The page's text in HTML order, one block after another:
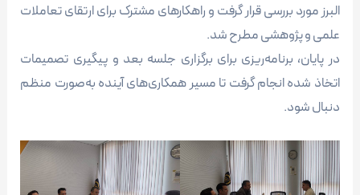
البرز مورد بررسی قرار گرفت و راهکارهای مشترک برای ارتقای تعاملات
علمی و پژوهشی مطرح شد.
در پایان، برنامه‌ریزی برای برگزاری جلسه بعد و پیگیری تصمیمات
اتخاذ شده انجام گرفت تا مسیر همکاری‌های آینده به‌صورت منظم
دنبال شود.